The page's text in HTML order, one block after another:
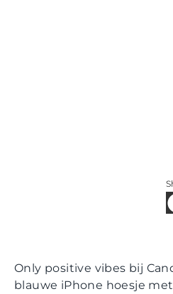
Only positive vibes bij
blauwe iPhone hoesje